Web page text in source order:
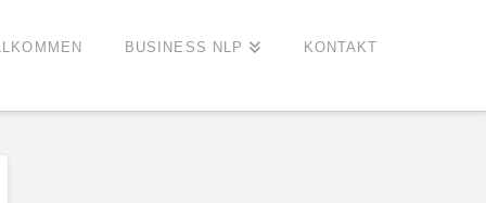
BUSINESS NLP KONTAKT